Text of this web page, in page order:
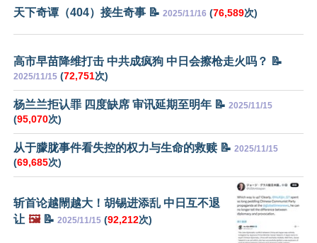
天下奇谭（404）接生奇事 📝 2025/11/16 (76,589次)
高市早苗降维打击 中共成疯狗 中日会擦枪走火吗？ 📝
2025/11/15 (72,751次)
杨兰兰拒认罪 四度缺席 审讯延期至明年 📝 2025/11/15
(95,070次)
从于朦胧事件看失控的权力与生命的救赎 📝 2025/11/15
(69,685次)
斩首论越閙越大！胡锡进添乱 中日互不退
让 🖼️📝 2025/11/15 (92,212次)